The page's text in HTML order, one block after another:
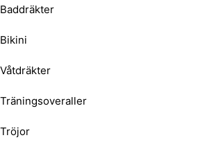
Baddräkter
Bikini
Våtdräkter
Träningsoveraller
Tröjor